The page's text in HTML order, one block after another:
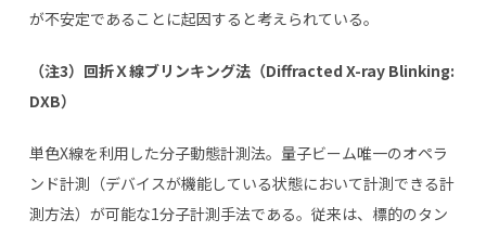
が不安定であることに起因すると考えられている。
（注3）回折Ｘ線ブリンキング法（Diffracted X-ray Blinking:
DXB）
単色X線を利用した分子動態計測法。量子ビーム唯一のオペラ
ンド計測（デバイスが機能している状態において計測できる計
測方法）が可能な1分子計測手法である。従来は、標的のタン